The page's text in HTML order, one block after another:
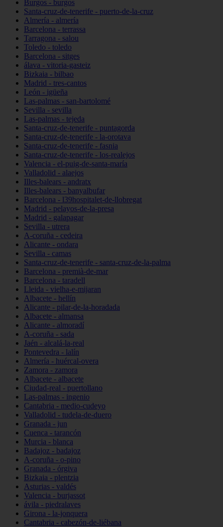
Burgos - burgos
Santa-cruz-de-tenerife - puerto-de-la-cruz
Almería - almería
Barcelona - terrassa
Tarragona - salou
Toledo - toledo
Barcelona - sitges
álava - vitoria-gasteiz
Bizkaia - bilbao
Madrid - tres-cantos
León - igüeña
Las-palmas - san-bartolomé
Sevilla - sevilla
Las-palmas - tejeda
Santa-cruz-de-tenerife - puntagorda
Santa-cruz-de-tenerife - la-orotava
Santa-cruz-de-tenerife - fasnia
Santa-cruz-de-tenerife - los-realejos
Valencia - el-puig-de-santa-maría
Valladolid - alaejos
Illes-balears - andratx
Illes-balears - banyalbufar
Barcelona - l39hospitalet-de-llobregat
Madrid - pelayos-de-la-presa
Madrid - galapagar
Sevilla - utrera
A-coruña - cedeira
Alicante - ondara
Sevilla - camas
Santa-cruz-de-tenerife - santa-cruz-de-la-palma
Barcelona - premià-de-mar
Barcelona - taradell
Lleida - vielha-e-mijaran
Albacete - hellín
Alicante - pilar-de-la-horadada
Albacete - almansa
Alicante - almoradí
A-coruña - sada
Jaén - alcalá-la-real
Pontevedra - lalín
Almería - huércal-overa
Zamora - zamora
Albacete - albacete
Ciudad-real - puertollano
Las-palmas - ingenio
Cantabria - medio-cudeyo
Valladolid - tudela-de-duero
Granada - jun
Cuenca - tarancón
Murcia - blanca
Badajoz - badajoz
A-coruña - o-pino
Granada - órgiva
Bizkaia - plentzia
Asturias - valdés
Valencia - burjassot
ávila - piedralaves
Girona - la-jonquera
Cantabria - cabezón-de-liébana